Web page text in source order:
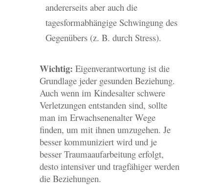
andererseits aber auch die
tagesformabhängige Schwingung des
Gegenübers (z. B. durch Stress).
Wichtig: Eigenverantwortung ist die
Grundlage jeder gesunden Beziehung.
Auch wenn im Kindesalter schwere
Verletzungen entstanden sind, sollte
man im Erwachsenenalter Wege
finden, um mit ihnen umzugehen. Je
besser kommuniziert wird und je
besser Traumaaufarbeitung erfolgt,
desto intensiver und tragfähiger werden
die Beziehungen.